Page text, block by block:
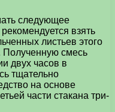
следующее
взять
листьев этого
Полученную смесь
двух часов в
тщательно
на основе
части стакана три-